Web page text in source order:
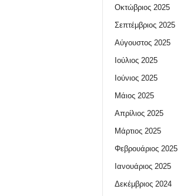
Οκτώβριος 2025
Σεπτέμβριος 2025
Αύγουστος 2025
Ιούλιος 2025
Ιούνιος 2025
Μάιος 2025
Απρίλιος 2025
Μάρτιος 2025
Φεβρουάριος 2025
Ιανουάριος 2025
Δεκέμβριος 2024